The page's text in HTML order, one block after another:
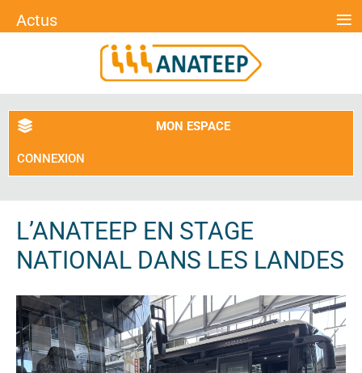
MON ESPACE
CONNEXION
L’ANATEEP EN STAGE
NATIONAL DANS LES LANDES
Actus ≡